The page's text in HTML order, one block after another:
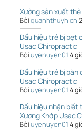
Xưởng sản xuất
Bởi quanhthuyhien
Dấu hiệu trẻ bị bẹt
Usac Chiropractic
Bởi uyenuyen01 4
Dấu hiệu trẻ bị bàn
Usac Chiropractic
Bởi uyenuyen01 4
Dấu hiệu nhận biết
Xương Khớp Usac
Bởi uyenuyen01 4